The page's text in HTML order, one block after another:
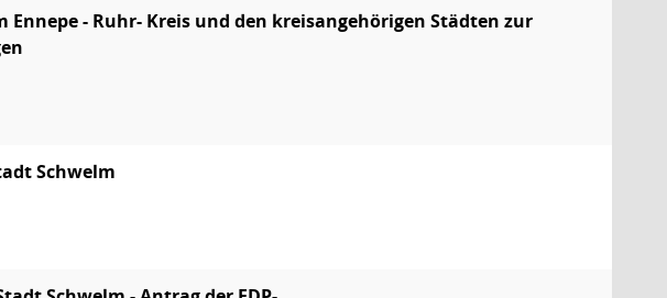
- Ruhr- Kreis und den kreisangehörigen Städten zur
Schwelm